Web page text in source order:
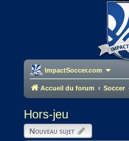
ImpactSoccer.com
Accueil du forum Soccer
Hors-jeu
Nouveau sujet